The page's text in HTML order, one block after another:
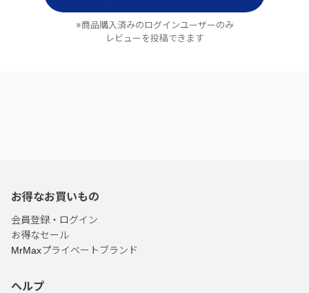
※商品購入済みのログインユーザーのみ
レビューを投稿できます
お得なお買いもの
会員登録・ログイン
お得なセール
MrMaxプライベートブランド
ヘルプ